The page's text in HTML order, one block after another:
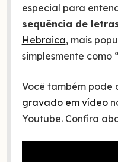
especial para
sequência de
Hebraica, mais
simplesmente como “
Você também pode
gravado em vídeo
Youtube. Confira